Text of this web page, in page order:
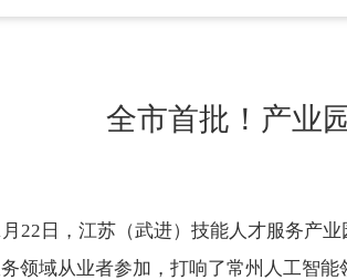
全市首批！产业
月22日，江苏（武进）技能人才服务产
领域从业者参加，打响了常州人工智